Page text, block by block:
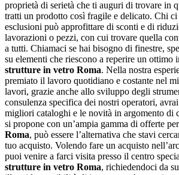
proprietà di serietà che ti auguri di trovare in
tratti un prodotto così fragile e delicato. Chi ci
esclusioni può approfittare di sconti e di
lavorazioni o pezzi, con cui trovare quella
a tutti. Chiamaci se hai bisogno di finestre,
su elementi che riescono a reperire un ottimo
strutture in vetro Roma. Nella nostra
premiato il lavoro quotidiano e costante nel
lavori, grazie anche allo sviluppo degli
consulenza specifica dei nostri operatori,
migliori cataloghi e le novità in argomento di
si propone con un’ampia gamma di offerte
Roma, può essere l’alternativa che stavi
tuo acquisto. Volendo fare un acquisto
puoi venire a farci visita presso il centro
strutture in vetro Roma, richiedendoci da